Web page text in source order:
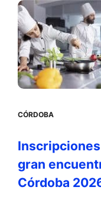
CÓRDOBA
gran
Córdoba